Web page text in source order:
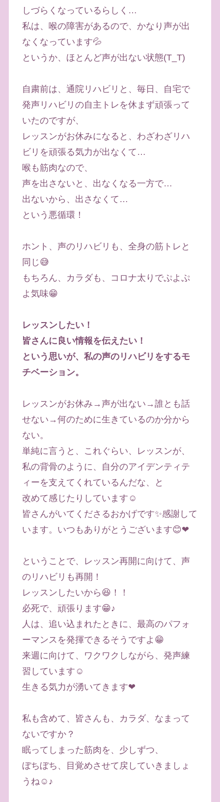
しづらくなっているらしく…
私は、喉の障害があるので、かなり声が出
なくなっています💦
というか、ほとんど声が出ない状態(T_T)
自粛前は、通院リハビリと、毎日、自宅で
発声リハビリの自主トレを休まず頑張って
いたのですが、
レッスンがお休みになると、わざわざリハ
ビリを頑張る気力が出なくて…
喉も筋肉なので、
声を出さないと、出なくなる一方で…
出ないから、出さなくて…
という悪循環！
ホント、声のリハビリも、全身の筋トレと
同じ😅
もちろん、カラダも、コロナ太りでぷよぷ
よ気味😁
レッスンしたい！
皆さんに良い情報を伝えたい！
という思いが、私の声のリハビリをするモ
チベーション。
レッスンがお休み→声が出ない→誰とも話
せない→何のために生きているのか分から
ない。
単純に言うと、これぐらい、レッスンが、
私の背骨のように、自分のアイデンティテ
ィーを支えてくれているんだな、と
改めて感じたりしています☺️
皆さんがいてくださるおかげです✨感謝して
います。いつもありがとうございます😊❤
ということで、レッスン再開に向けて、声
のリハビリも再開！
レッスンしたいから😆！！
必死で、頑張ります😁♪
人は、追い込まれたときに、最高のパフォ
ーマンスを発揮できるそうですよ😁
来週に向けて、ワクワクしながら、発声練
習しています☺️
生きる気力が湧いてきます❤
私も含めて、皆さんも、カラダ、なまって
ないですか？
眠ってしまった筋肉を、少しずつ、
ぼちぼち、目覚めさせて戻していきましょ
うね☺️♪